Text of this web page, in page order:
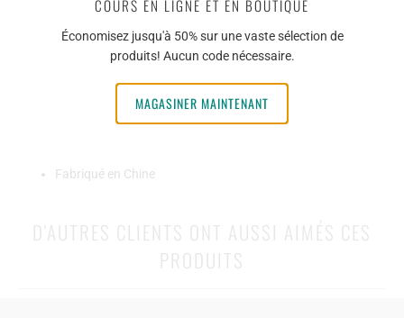
1100 GSM (Grams per Square Meter)
75% Polyester - 25% Polyamide
Couture interne
Fabriqué en Chine
D'AUTRES CLIENTS ONT AUSSI AIMÉS CES
PRODUITS
COURS EN LIGNE ET EN BOUTIQUE
Économisez jusqu'à 50% sur une vaste sélection de
produits! Aucun code nécessaire.
MAGASINER MAINTENANT